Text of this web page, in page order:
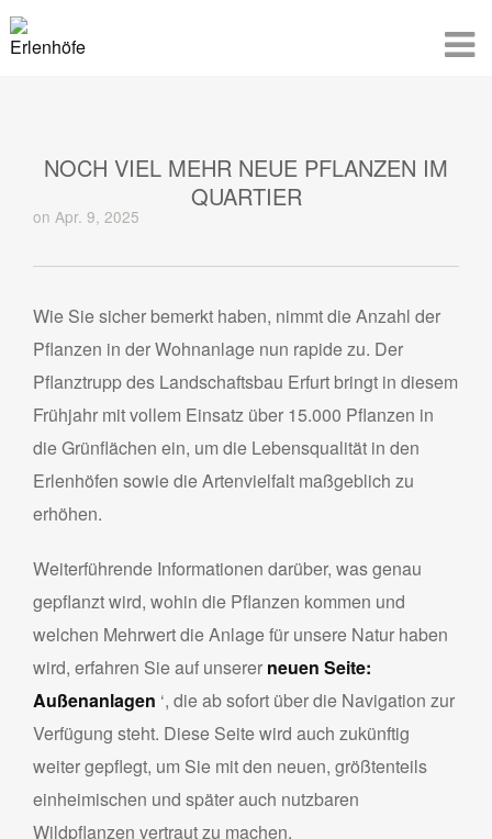
NOCH VIEL MEHR NEUE PFLANZEN IM
QUARTIER
on Apr. 9, 2025
Wie Sie sicher bemerkt haben, nimmt die Anzahl der
Pflanzen in der Wohnanlage nun rapide zu. Der
Pflanztrupp des Landschaftsbau Erfurt bringt in diesem
Frühjahr mit vollem Einsatz über 15.000 Pflanzen in
die Grünflächen ein, um die Lebensqualität in den
Erlenhöfen sowie die Artenvielfalt maßgeblich zu
erhöhen.
Weiterführende Informationen darüber, was genau
gepflanzt wird, wohin die Pflanzen kommen und
welchen Mehrwert die Anlage für unsere Natur haben
wird, erfahren Sie auf unserer neuen Seite:
Außenanlagen ‘, die ab sofort über die Navigation zur
Verfügung steht. Diese Seite wird auch zukünftig
weiter gepflegt, um Sie mit den neuen, größtenteils
einheimischen und später auch nutzbaren
Wildpflanzen vertraut zu machen.